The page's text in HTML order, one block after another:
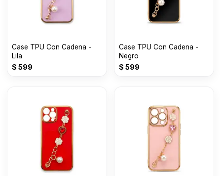
Case TPU Con Cadena -
Lila
$ 599
Case TPU Con Cadena -
Negro
$ 599